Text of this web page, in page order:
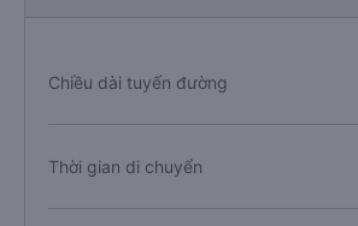
Chiều dài tuyến đường
Thời gian di chuyển